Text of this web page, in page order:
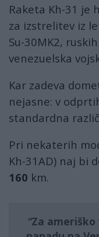
Raketa Kh-31 je
za izstrelitev iz
Su-30MK2,
venezuelska
Kar zadeva
nejasne: v
standardna
Pri nekaterih
Kh-31AD) naj bi
160 km.
Za